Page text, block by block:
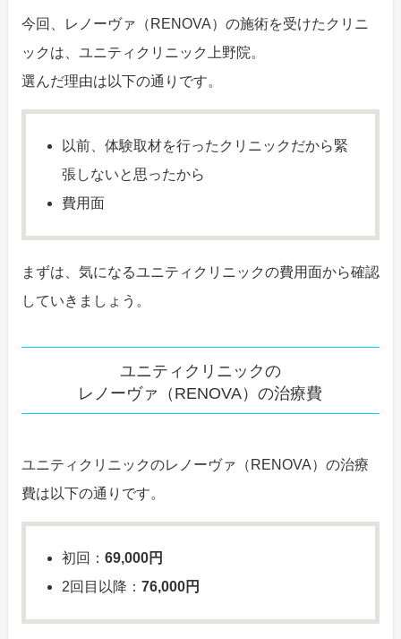
今回、レノーヴァ（RENOVA）の施術を受けたクリニ
ックは、ユニティクリニック上野院。
選んだ理由は以下の通りです。
以前、体験取材を行ったクリニックだから緊
張しないと思ったから
費用面
まずは、気になるユニティクリニックの費用面から確認
していきましょう。
ユニティクリニックの
レノーヴァ（RENOVA）の治療費
ユニティクリニックのレノーヴァ（RENOVA）の治療
費は以下の通りです。
初回： 69,000円
2回目以降： 76,000円